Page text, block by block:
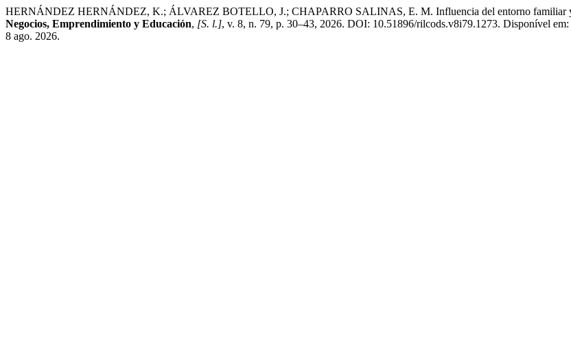
HERNÁNDEZ HERNÁNDEZ, K.; ÁLVAREZ BOTELLO, J.; CHAPARRO SALINAS, E. M. Influencia del entorno familiar y
Negocios, Emprendimiento y Educación, [S. l.], v. 8, n. 79, p. 30–43, 2026. DOI: 10.51896/rilcods.v8i79.1273. Disponível
8 ago. 2026.